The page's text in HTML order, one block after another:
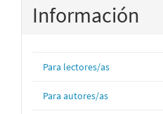
Información
Para lectores/as
Para autores/as